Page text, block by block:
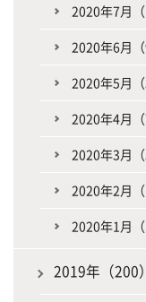
2020年7月（
2020年6月（
2020年5月（
2020年4月（
2020年3月（
2020年2月（
2020年1月（
2019年（200）